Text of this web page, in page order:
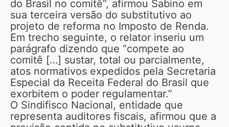
do Brasil no comitê”, afirmou Sabino em
sua terceira versão do substitutivo ao
projeto de reforma no Imposto de Renda.
Em trecho seguinte, o relator inseriu um
parágrafo dizendo que “compete ao
comitê […] sustar, total ou parcialmente,
atos normativos expedidos pela Secretaria
Especial da Receita Federal do Brasil que
exorbitem o poder regulamentar.”
O Sindifisco Nacional, entidade que
representa auditores fiscais, afirmou que a